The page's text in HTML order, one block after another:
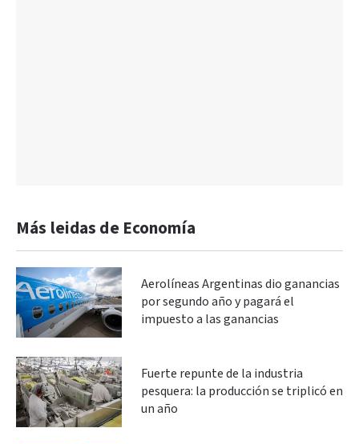
Más leidas de Economía
Aerolíneas Argentinas dio ganancias
por segundo año y pagará el
impuesto a las ganancias
Fuerte repunte de la industria
pesquera: la producción se triplicó en
un año